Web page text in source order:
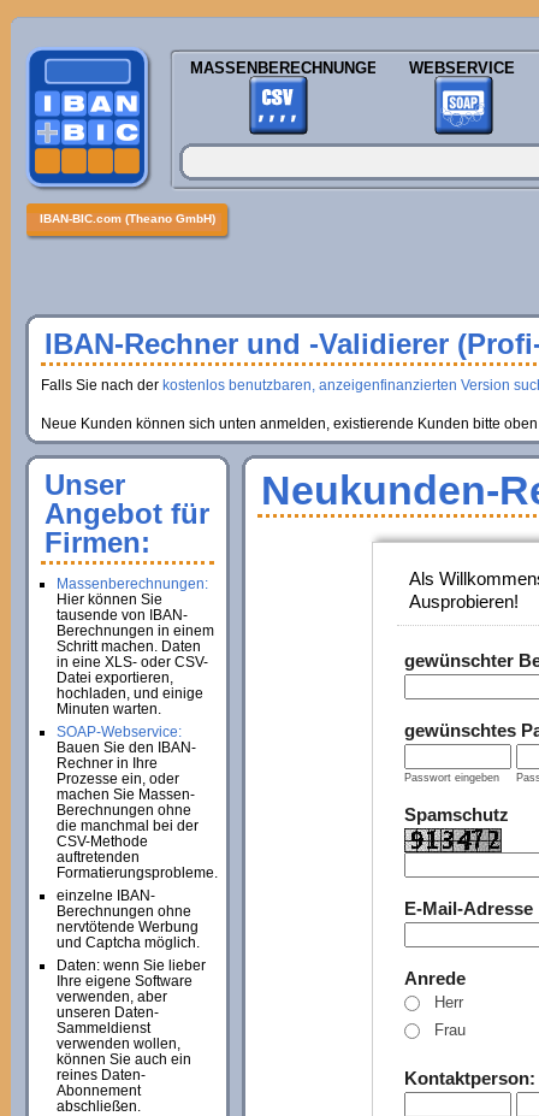
MASSENBERECHNUNGEN WEBSERVICE
IBAN-BIC.com (Theano GmbH)
IBAN-Rechner und -Validierer
Falls Sie nach der kostenlos benutzbaren, anzeigenfinanzierten Version
Neue Kunden können sich unten anmelden, existierende Kunden bitte
Neukunden-
Als
Ausprobieren!
gewünschter
gewünschtes
Passwort eingeben
Spamschutz
E-Mail-Adresse
Anrede
Herr
Frau
Kontaktperson:
Unser
Angebot für
Firmen:
Massenberechnungen:
Hier können Sie
tausende von IBAN-
Berechnungen in einem
Schritt machen. Daten
in eine XLS- oder CSV-
Datei exportieren,
hochladen, und einige
Minuten warten.
SOAP-Webservice:
Bauen Sie den IBAN-
Rechner in Ihre
Prozesse ein, oder
machen Sie Massen-
Berechnungen ohne
die manchmal bei der
CSV-Methode
auftretenden
Formatierungsprobleme.
einzelne IBAN-
Berechnungen ohne
nervtötende Werbung
und Captcha möglich.
Daten: wenn Sie lieber
Ihre eigene Software
verwenden, aber
unseren Daten-
Sammeldienst
verwenden wollen,
können Sie auch ein
reines Daten-
Abonnement
abschließen.